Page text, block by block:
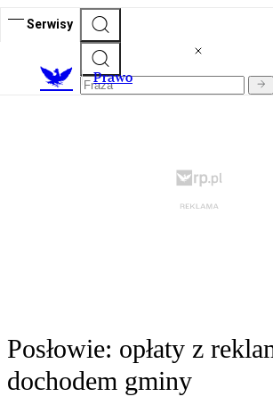
Serwisy
Prawo
Posłowie: opłaty z
dochodem gminy